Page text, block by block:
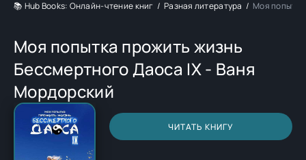
📚 Hub Books: Онлайн-чтение книг Разная литература Моя
Моя попытка прожить жизнь
Бессмертного Даоса IX - Ваня
Мордорский
ЧИТАТЬ КНИГУ